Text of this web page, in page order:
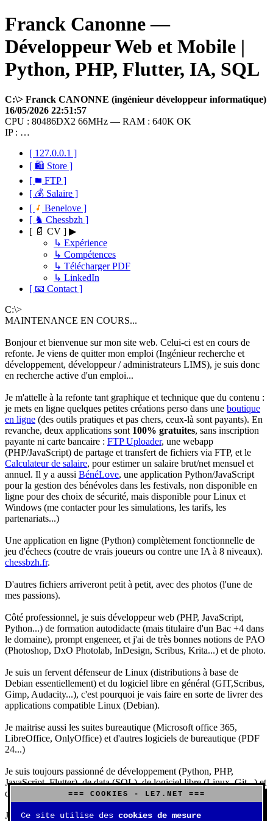
Franck Canonne —
Développeur Web et Mobile |
Python, PHP, Flutter, IA, SQL
C:\> Franck CANONNE (ingénieur développeur informatique)
16/05/2026 22:51:57
CPU : 80486DX2 66MHz — RAM : 640K OK
IP : …
[ 127.0.0.1 ]
[ 🛍 Store ]
[
FTP ]
[ 💰 Salaire ]
[
Benelove ]
[ ♞ Chessbzh ]
[ 📄 CV ] ▶
↳ Expérience
↳ Compétences
↳ Télécharger PDF
↳ LinkedIn
[ 📧 Contact ]
C:\>
MAINTENANCE EN COURS...
Bonjour et bienvenue sur mon site web. Celui-ci est en cours de
refonte. Je viens de quitter mon emploi (Ingénieur recherche et
développement, développeur / administrateurs LIMS), je suis donc
en recherche active d'un emploi...
Je m'attelle à la refonte tant graphique et technique que du contenu :
je mets en ligne quelques petites créations perso dans une boutique
en ligne (des outils pratiques et pas chers, ceux-là sont payants). En
revanche, deux applications sont 100% gratuites, sans inscription
payante ni carte bancaire : FTP Uploader, une webapp
(PHP/JavaScript) de partage et transfert de fichiers via FTP, et le
Calculateur de salaire, pour estimer un salaire brut/net mensuel et
annuel. Il y a aussi BénéLove, une application Python/JavaScript
pour la gestion des bénévoles dans les festivals, non disponible en
ligne pour des choix de sécurité, mais disponible pour Linux et
Windows (me contacter pour les simulations, les tarifs, les
partenariats...)
Une application en ligne (Python) complètement fonctionnelle de
jeu d'échecs (coutre de vrais joueurs ou contre une IA à 8 niveaux).
chessbzh.fr.
D'autres fichiers arriveront petit à petit, avec des photos (l'une de
mes passions).
Côté professionnel, je suis développeur web (PHP, JavaScript,
Python...) de formation autodidacte (mais titulaire d'un Bac +4 dans
le domaine), prompt engeneer, et j'ai de très bonnes notions de PAO
(Photoshop, DxO Photolab, InDesign, Scribus, Krita...) et de photo.
Je suis un fervent défenseur de Linux (distributions à base de
Debian essentiellement) et du logiciel libre en général (GIT,Scribus,
Gimp, Audacity...), c'est pourquoi je vais faire en sorte de livrer des
applications compatible Linux (Debian).
Je maitrise aussi les suites bureautique (Microsoft office 365,
LibreOffice, OnlyOffice) et d'autres logiciels de bureautique (PDF
24...)
Je suis toujours passionné de développement (Python, PHP,
JavaScript, Flutter), de data (SQL), de logiciel libre (Linux, Git...) et
d'IA (principalement Claude et DeepSeek).
J'aime jouer, surtout aux jeux de sociétés (Risk, Uno, Scrabble...),
=== COOKIES - LE7.NET ===
Ce site utilise des cookies de mesure